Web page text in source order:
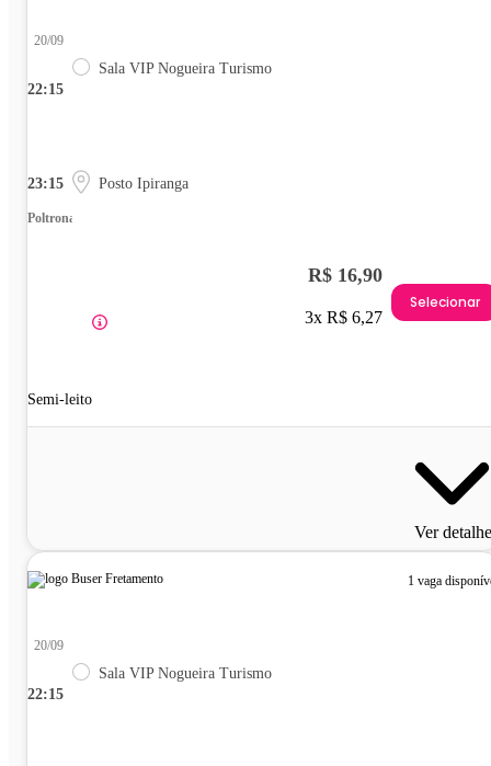
22:15
20/09
Sala VIP Nogueira Turismo
23:15 Posto Ipiranga
Poltrona
Semi-leito
R$ 16,90
3x R$ 6,27
Selecionar
Ver
1 vaga
22:15
20/09
Sala VIP Nogueira Turismo